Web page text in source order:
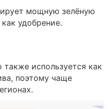
мощную зелёную
удобрение.
используется как
поэтому чаще